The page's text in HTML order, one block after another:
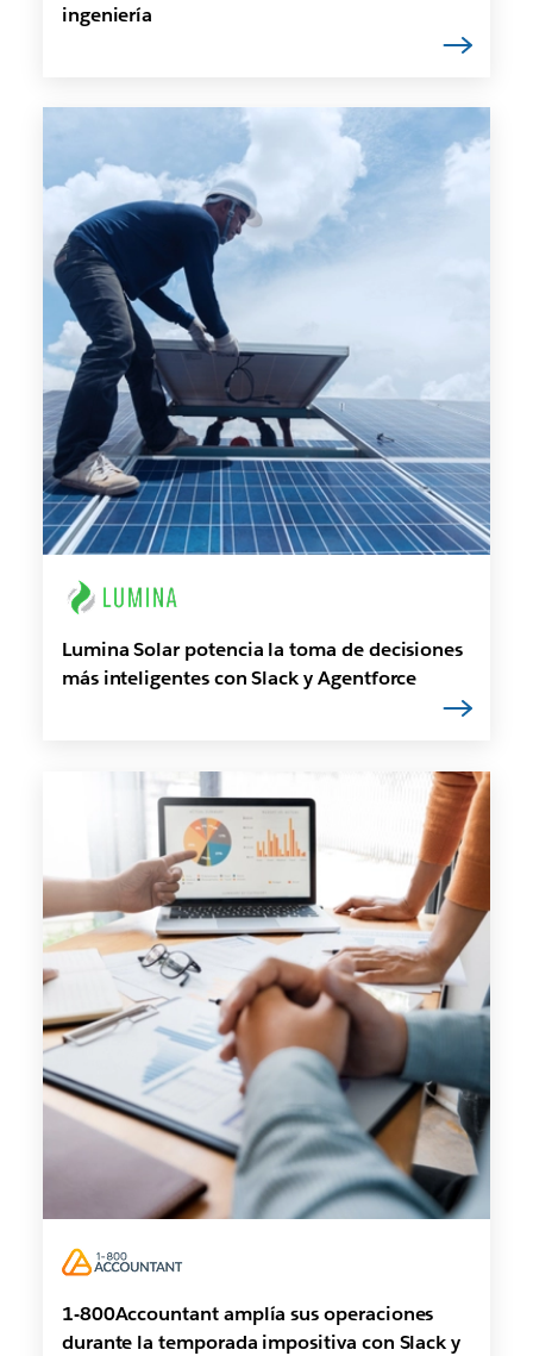
ingeniería
Lumina Solar potencia la toma de decisiones
más inteligentes con Slack y Agentforce
1-800Accountant amplía sus operaciones
durante la temporada impositiva con Slack y